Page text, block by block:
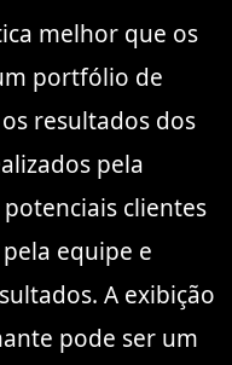
melhor que os
portfólio de
resultados dos
pela
clientes
equipe e
A exibição
pode ser um